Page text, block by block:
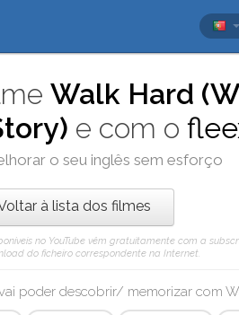
Walk Hard
e com o
o seu inglês sem esforço
à lista dos filmes
no YouTube vêm gratuitamente com a
do ficheiro correspondente na Internet.
poder descobrir/ memorizar com